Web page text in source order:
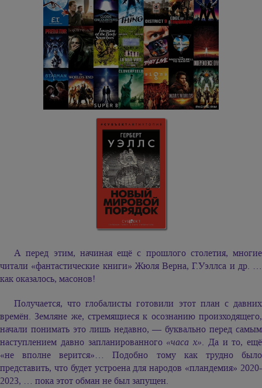
А перед этим, начиная ещё с прошлого столетия, многие
читали «фантастические книги» Жюля Верна, Г.Уэллса и др. …
как оказалось, масонов!
Получается, что глобалисты готовили этот план с давних
времён. Земляне же, стремящиеся к осознанию произходящего,
начали понимать это лишь недавно, — буквально перед самым
наступлением давно запланированного «часа x». Да и то, ещё
«не вполне верится»… Подобно тому как трудно было
представить, что будет устроена для народов «пландемия» 2020-
2023, … пока этот обман не был запущен.